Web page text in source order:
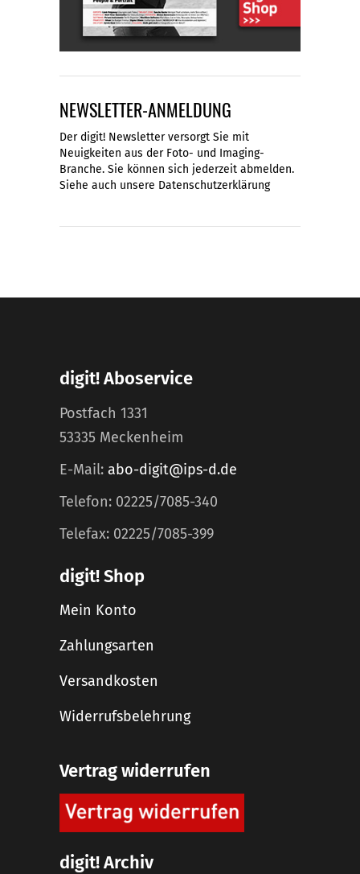
NEWSLETTER-ANMELDUNG
Der digit! Newsletter versorgt Sie mit
Neuigkeiten aus der Foto- und Imaging-
Branche. Sie können sich jederzeit abmelden.
Siehe auch unsere Datenschutzerklärung
digit! Aboservice
Postfach 1331
53335 Meckenheim
E-Mail: abo-digit@ips-d.de
Telefon: 02225/7085-340
Telefax: 02225/7085-399
digit! Shop
Mein Konto
Zahlungsarten
Versandkosten
Widerrufsbelehrung
Vertrag widerrufen
digit! Archiv